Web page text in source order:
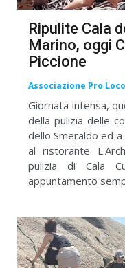
Ripulite Cala
Marino, oggi
Piccione
Associazione Pro
Giornata intensa,
della pulizia delle
dello Smeraldo ed
al ristorante
pulizia di Cala
appuntamento